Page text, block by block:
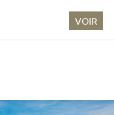
VOIR